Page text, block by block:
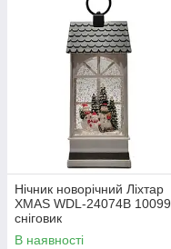
Нічник новорічний Ліхтар
XMAS WDL-24074B 10099,
сніговик
В наявності